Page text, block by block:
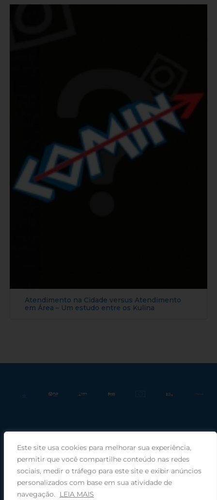
Este site usa cookies para melhorar sua experiência,
permitir que você compartilhe conteúdo nas redes
sociais, medir o tráfego para este site e exibir anúncios
personalizados com base em sua atividade de
navegação.
LEIA MAIS
Atendimento na Cidade versus Atendimento
em Área – Um estudo entre os Kulina
Praça Rui Barbosa, 220, sala 66, Porto Alegre, RS, 90030-100 |
Telefone: (51) 99949-1120